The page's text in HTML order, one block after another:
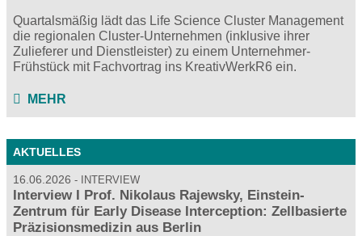
Quartalsmäßig lädt das Life Science Cluster Management
die regionalen Cluster-Unternehmen (inklusive ihrer
Zulieferer und Dienstleister) zu einem Unternehmer-
Frühstück mit Fachvortrag ins KreativWerkR6 ein.
MEHR
AKTUELLES
16.06.2026 INTERVIEW
Interview I Prof. Nikolaus Rajewsky, Einstein-
Zentrum für Early Disease Interception: Zellbasierte
Präzisionsmedizin aus Berlin